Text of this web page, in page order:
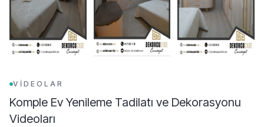
VİDEOLAR
Komple Ev Yenileme Tadilatı ve Dekorasyonu
Videoları